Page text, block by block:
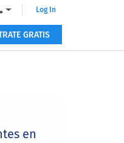
Log In
GRATIS
en